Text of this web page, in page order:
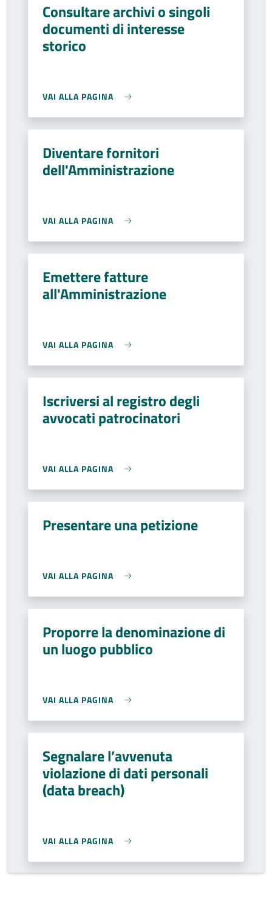
Consultare archivi o singoli
documenti di interesse
storico
VAI ALLA PAGINA
Diventare fornitori
dell'Amministrazione
VAI ALLA PAGINA
Emettere fatture
all'Amministrazione
VAI ALLA PAGINA
Iscriversi al registro degli
avvocati patrocinatori
VAI ALLA PAGINA
Presentare una petizione
VAI ALLA PAGINA
Proporre la denominazione di
un luogo pubblico
VAI ALLA PAGINA
Segnalare l’avvenuta
violazione di dati personali
(data breach)
VAI ALLA PAGINA